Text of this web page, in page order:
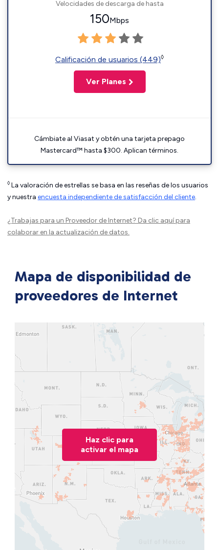
Velocidades de descarga de hasta
150Mbps
Calificación de usuarios (449)◊
Ver Planes
Cámbiate al Viasat y obtén una tarjeta prepago
Mastercard™ hasta $300. Aplican términos.
◊ La valoración de estrellas se basa en las reseñas de los usuarios
y nuestra encuesta independiente de satisfacción del cliente.
¿Trabajas para un Proveedor de Internet? Da clic aquípara
colaborar en la actualización de datos.
Mapa de disponibilidad de
proveedores de Internet
Haz clic para
activar el mapa